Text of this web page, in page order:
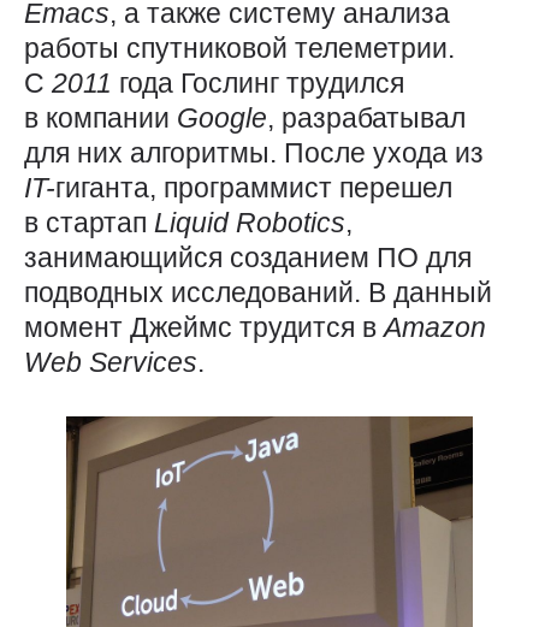
Emacs, а также систему анализа
работы спутниковой телеметрии.
С 2011 года Гослинг трудился
в компании Google, разрабатывал
для них алгоритмы. После ухода из
IT-гиганта, программист перешел
в стартап Liquid Robotics,
занимающийся созданием ПО для
подводных исследований. В данный
момент Джеймс трудится вAmazon
Web Services.